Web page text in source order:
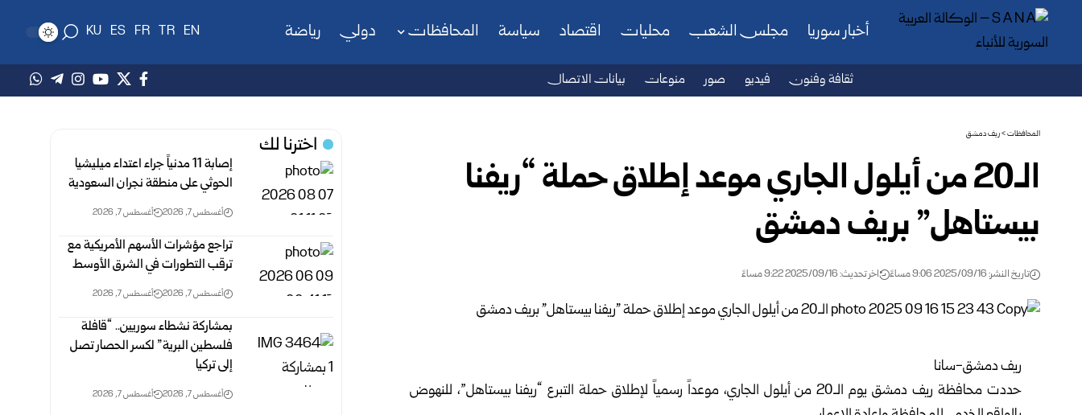
أخبار سوريا مجلس الشعب محليات اقتصاد سياسة المحافظات دولي رياضة EN
TR
FR
ES
KU
ثقافة وفنون فيديو صور منوعات بيانات الاتصال
المحافظات>ريف دمشق
الـ20 من أيلول الجاري موعد إطلاق حملة “ريفنا
بيستاهل” بريف دمشق
تاريخ النشر: 2025/09/16 9:06 مساءً اخر تحديث: 2025/09/16 9:22 مساءً
ريف دمشق-سانا
حددت محافظة ريف دمشق يوم الـ20 من أيلول الجاري، موعداً رسمياً لإطلاق حملة التبرع “ريفنا بيستاهل”، للنهوض
اخترنا لك
إصابة 11 مدنياً جراء اعتداء ميليشيا
الحوثي على منطقة نجران السعودية
أغسطس 7, 2026 أغسطس 7, 2026
تراجع مؤشرات الأسهم الأمريكية مع
ترقب التطورات في الشرق الأوسط
أغسطس 7, 2026 أغسطس 7, 2026
بمشاركة نشطاء سوريين.. “قافلة
فلسطين البرية” لكسر الحصار تصل
إلى تركيا
أغسطس 7, 2026 أغسطس 7, 2026